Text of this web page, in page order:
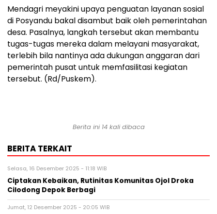
Mendagri meyakini upaya penguatan layanan sosial
di Posyandu bakal disambut baik oleh pemerintahan
desa. Pasalnya, langkah tersebut akan membantu
tugas-tugas mereka dalam melayani masyarakat,
terlebih bila nantinya ada dukungan anggaran dari
pemerintah pusat untuk memfasilitasi kegiatan
tersebut. (Rd/Puskem).
Berita ini 14 kali dibaca
BERITA TERKAIT
Selasa, 16 Desember 2025 - 11:18 WIB
Ciptakan Kebaikan, Rutinitas Komunitas Ojol Droka
Cilodong Depok Berbagi
Jumat, 12 Desember 2025 - 20:05 WIB